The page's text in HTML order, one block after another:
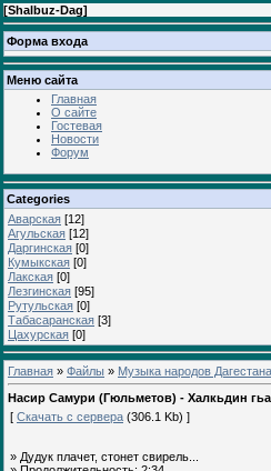
[Shalbuz-Dag]
Форма входа
Меню сайта
Главная
О сайте
Гостевая
Новости
Форум
Categories
Аварская [12]
Агульская [12]
Даргинская [0]
Кумыкская [0]
Лакская [0]
Лезгинская [95]
Рутульская [0]
Табасаранская [3]
Цахурская [0]
Главная » Файлы » Музыка народов Дагестана
Насир Самури (Гюльметов) - Халкьдин
[ Скачать с сервера (306.1 Kb) ]
» Дудук плачет, стонет свирель...